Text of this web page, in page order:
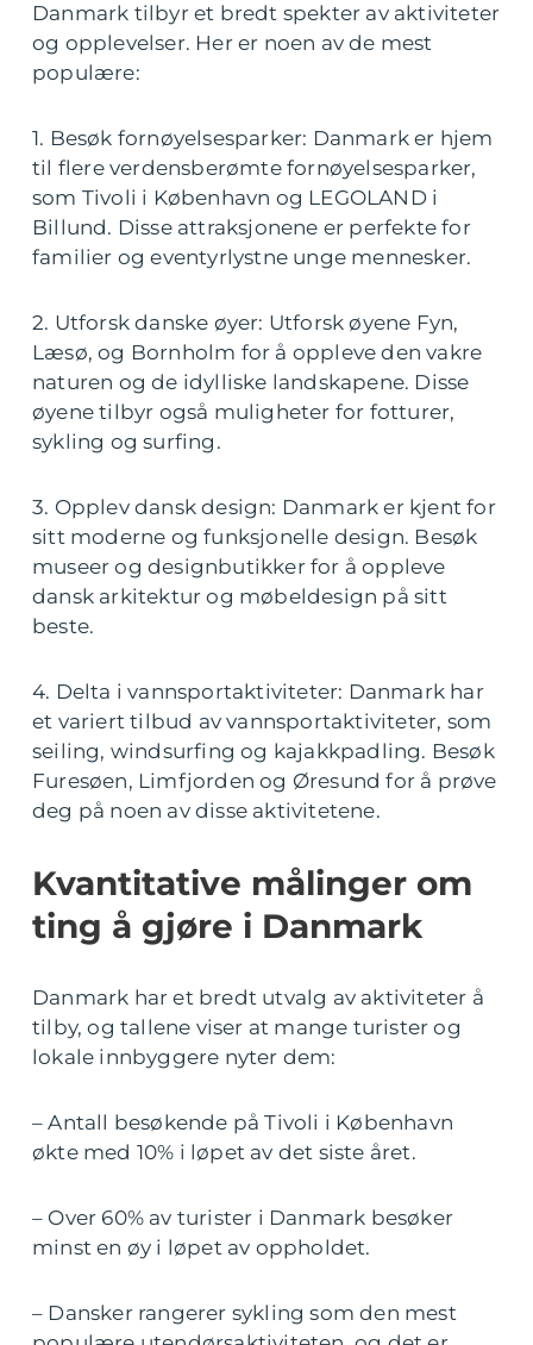
Danmark tilbyr et bredt spekter av aktiviteter
og opplevelser. Her er noen av de mest
populære:
1. Besøk fornøyelsesparker: Danmark er hjem
til flere verdensberømte fornøyelsesparker,
som Tivoli i København og LEGOLAND i
Billund. Disse attraksjonene er perfekte for
familier og eventyrlystne unge mennesker.
2. Utforsk danske øyer: Utforsk øyene Fyn,
Læsø, og Bornholm for å oppleve den vakre
naturen og de idylliske landskapene. Disse
øyene tilbyr også muligheter for fotturer,
sykling og surfing.
3. Opplev dansk design: Danmark er kjent for
sitt moderne og funksjonelle design. Besøk
museer og designbutikker for å oppleve
dansk arkitektur og møbeldesign på sitt
beste.
4. Delta i vannsportaktiviteter: Danmark har
et variert tilbud av vannsportaktiviteter, som
seiling, windsurfing og kajakkpadling. Besøk
Furesøen, Limfjorden og Øresund for å prøve
deg på noen av disse aktivitetene.
Kvantitative målinger om
ting å gjøre i Danmark
Danmark har et bredt utvalg av aktiviteter å
tilby, og tallene viser at mange turister og
lokale innbyggere nyter dem:
– Antall besøkende på Tivoli i København
økte med 10% i løpet av det siste året.
– Over 60% av turister i Danmark besøker
minst en øy i løpet av oppholdet.
– Dansker rangerer sykling som den mest